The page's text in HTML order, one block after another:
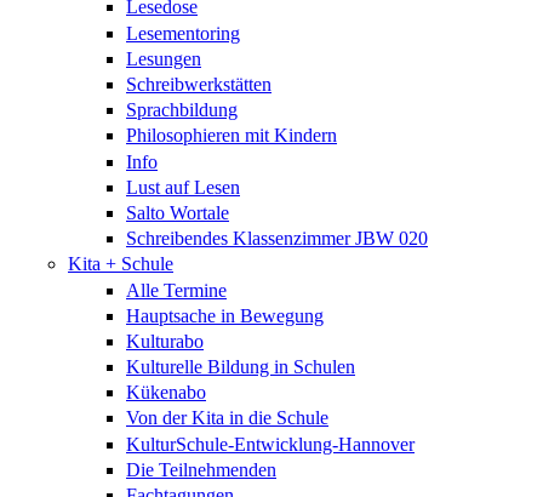
Lesedose
Lesementoring
Lesungen
Schreibwerkstätten
Sprachbildung
Philosophieren mit Kindern
Info
Lust auf Lesen
Salto Wortale
Schreibendes Klassenzimmer JBW 020
Kita + Schule
Alle Termine
Hauptsache in Bewegung
Kulturabo
Kulturelle Bildung in Schulen
Kükenabo
Von der Kita in die Schule
KulturSchule-Entwicklung-Hannover
Die Teilnehmenden